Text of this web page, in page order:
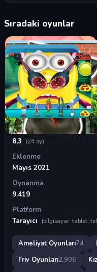
Sıradaki oyunlar
Oyunlar›Ameliyat Oyunları
Hazelin Kolu
Puan
8,3
(24 oy)
Eklenme
Mayıs 2021
Oynanma
9.419
Platform
Tarayıcı
(bilgisayar, tablet,
Ameliyat Oyunları74
Friv Oyunları2.906